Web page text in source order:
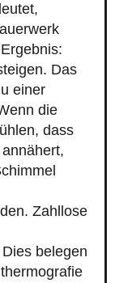
Das
einer
die
dass
Zahllose
belegen